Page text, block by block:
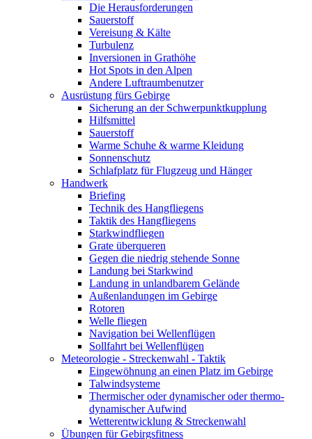
Die Herausforderungen
Sauerstoff
Vereisung & Kälte
Turbulenz
Inversionen in Grathöhe
Hot Spots in den Alpen
Andere Luftraumbenutzer
Ausrüstung fürs Gebirge
Sicherung an der Schwerpunktkupplung
Hilfsmittel
Sauerstoff
Warme Schuhe & warme Kleidung
Sonnenschutz
Schlafplatz für Flugzeug und Hänger
Handwerk
Briefing
Technik des Hangfliegens
Taktik des Hangfliegens
Starkwindfliegen
Grate überqueren
Gegen die niedrig stehende Sonne
Landung bei Starkwind
Landung in unlandbarem Gelände
Außenlandungen im Gebirge
Rotoren
Welle fliegen
Navigation bei Wellenflügen
Sollfahrt bei Wellenflügen
Meteorologie - Streckenwahl - Taktik
Eingewöhnung an einen Platz im Gebirge
Talwindsysteme
Thermischer oder dynamischer oder thermo-
dynamischer Aufwind
Wetterentwicklung & Streckenwahl
Übungen für Gebirgsfitness